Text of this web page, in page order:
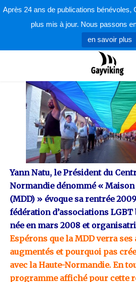
Après 24 ans de publications bénévoles,
plus mis à jour. Nous passons
en savoir plus
parla rédaction 31
Yann Natu, le Président du
Normandie dénommé «
(MDD) » évoque sa rentrée
fédération d’associations LGBT
née en mars 2008 et
Espérons que la MDD verra ses
augmentés et pourquoi pas
avec la Haute-Normandie. En
programme affiché pour cette